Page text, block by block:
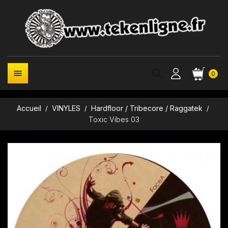
0

Accueil VINYLES
Hardfloor / Tribecore / Raggatek
Toxic Vibes 03